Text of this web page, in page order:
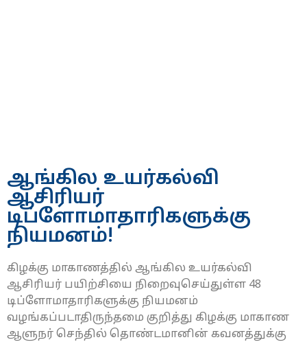
ஆங்கில உயர்கல்வி
ஆசிரியர்
டிப்ளோமாதாரிகளுக்கு
நியமனம்!
கிழக்கு மாகாணத்தில் ஆங்கில உயர்கல்வி
ஆசிரியர் பயிற்சியை நிறைவுசெய்துள்ள 48
டிப்ளோமாதாரிகளுக்கு நியமனம்
வழங்கப்படாதிருந்தமை குறித்து கிழக்கு மாகாண
ஆளுநர் செந்தில் தொண்டமானின் கவனத்துக்கு